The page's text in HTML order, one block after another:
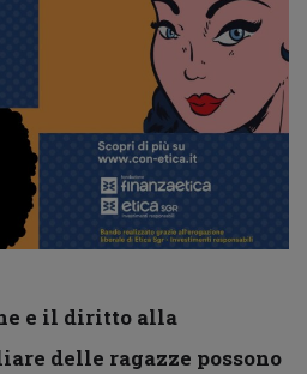
e il diritto alla
delle ragazze possono